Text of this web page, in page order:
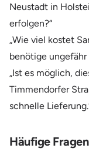
Neustadt in
erfolgen?“
„Wie viel kostet
benötige ungefähr
„Ist es möglich,
Timmendorfer
schnelle
Häufige Fragen